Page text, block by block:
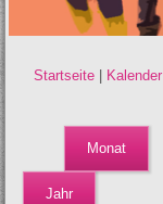
Startseite| Kalender
Monat
Jahr